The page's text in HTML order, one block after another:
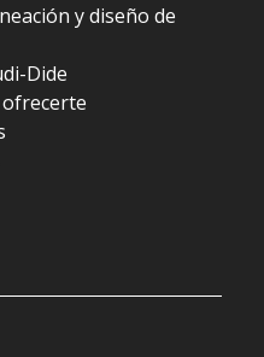
y diseño de
Dide